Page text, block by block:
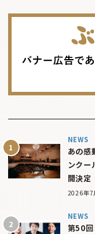
NEWS
あの感
ンクー
開決定
2026年7
NEWS
第50回